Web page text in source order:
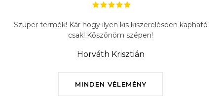
MINDEN VÉLEMÉNY
Szuper termék! Kár hogy ilyen kis kiszerelésben kapható
csak! Köszönöm szépen!
Horváth Krisztián